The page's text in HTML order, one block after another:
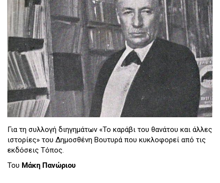
Για τη συλλογή διηγημάτων «Το καράβι του θανάτου και άλλες
ιστορίες» του Δημοσθένη Βουτυρά που κυκλοφορεί από τις
εκδόσεις Τόπος.
Του Μάκη Πανώριου